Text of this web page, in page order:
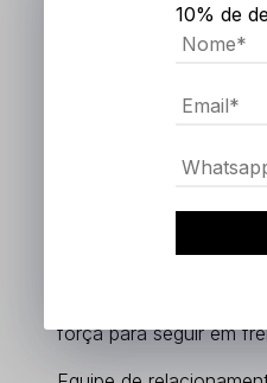
A Just Co tornou-se
masculino de alta
unidade fabril com mão
qualificada e possui
alta qualidade e
força para seguir em
10% de